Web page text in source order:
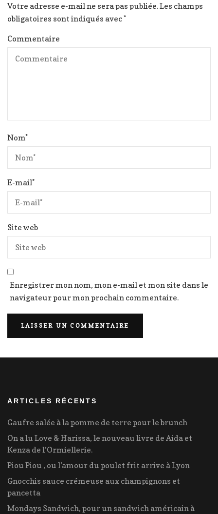
Votre adresse e-mail ne sera pas publiée.Les champs
obligatoires sont indiqués avec*
Commentaire
Nom*
E-mail*
Site web
Enregistrer mon nom, mon e-mail et mon site dans le
navigateur pour mon prochain commentaire.
ARTICLES RÉCENTS
Gaufre salée à la pomme de terre pour le brunch
On a lu Love & Harissa, le nouveau livre de Aida et
Kenza de l’Ormiellerie.
Piou Piou , ou l’amour du poulet frit arrive à Lyon
Gnocchis sauce crémeuse aux champignons et
pancetta
Mondays Sandwich, pour un sandwich américain à